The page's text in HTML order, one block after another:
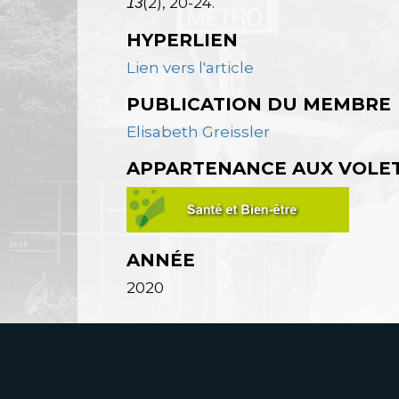
HYPERLIEN
Lien vers l'article
PUBLICATION DU MEMBRE
Elisabeth Greissler
APPARTENANCE AUX
ANNÉE
2020